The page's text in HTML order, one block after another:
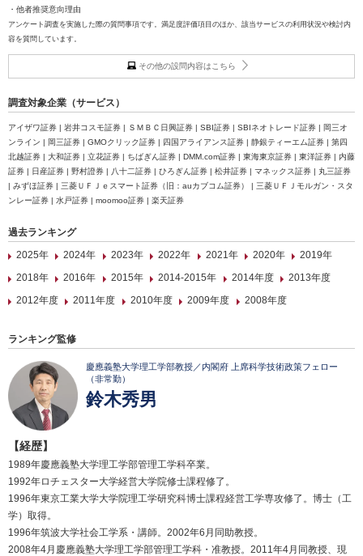
・他者推奨意向理由
アンケート調査を実施した際の質問事項です。満足度評価項目のほか、該当サービスの利用状況や検討内
容を質問しています。
その他の設問内容はこちら
調査対象企業（サービス）
アイザワ証券 | 岩井コスモ証券 | ＳＭＢＣ日興証券 | SBI証券 | SBIネオトレード証券 | 岡三オ
ンライン | 岡三証券 | GMOクリック証券 | 四国アライアンス証券 | 静銀ティーエム証券 | 第四
北越証券 | 大和証券 | 立花証券 | ちばぎん証券 | DMM.com証券 | 東海東京証券 | 東洋証券 | 内藤
証券 | 日産証券 | 野村證券 | 八十二証券 | ひろぎん証券 | 松井証券 | マネックス証券 | 丸三証券
| みずほ証券 | 三菱ＵＦＪｅスマート証券（旧：auカブコム証券） | 三菱ＵＦＪモルガン・スタ
ンレー証券 | 水戸証券 | moomoo証券 | 楽天証券
過去ランキング
2025年
2024年 2023年 2022年 2021年 2020年
2019年
2018年
2016年 2015年 2014-2015年 2014年度
2013年度
2012年度
2011年度 2010年度 2009年度 2008年度
ランキング監修
慶應義塾大学理工学部教授／内閣府 上席科学技術政策フェロー
（非常勤）
鈴木秀男
【経歴】
1989年慶應義塾大学理工学部管理工学科卒業。
1992年ロチェスター大学経営大学院修士課程修了。
1996年東京工業大学大学院理工学研究科博士課程経営工学専攻修了。博士（工
学）取得。
1996年筑波大学社会工学系・講師。2002年6月同助教授。
2008年4月慶應義塾大学理工学部管理工学科・准教授。2011年4月同教授、現